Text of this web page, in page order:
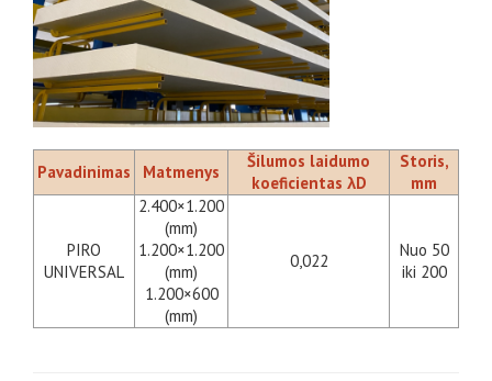
Pavadinimas Matmenys
Šilumos laidumo
koeficientas λD
Storis,
mm
PIRO
UNIVERSAL
2.400×1.200
(mm)
1.200×1.200
(mm)
1.200×600
(mm)
0,022
Nuo 50
iki 200